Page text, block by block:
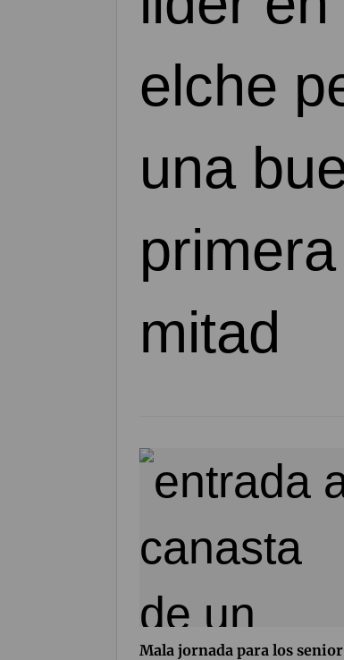
Mala jornada para los senior